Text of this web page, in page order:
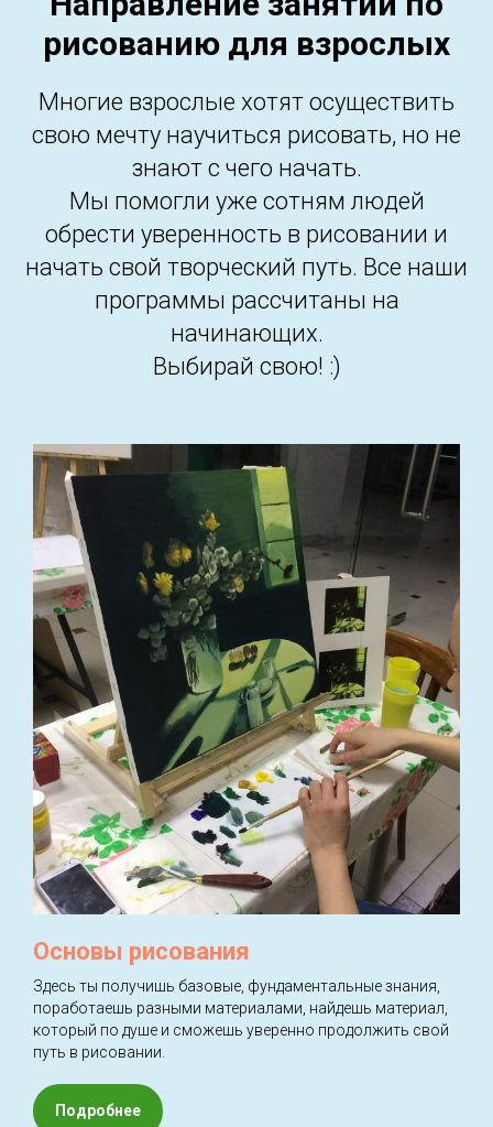
рисованию для взрослых
Многие взрослые хотят осуществить
свою мечту научиться рисовать, но не
знают с чего начать.
Мы помогли уже сотням людей
обрести уверенность в рисовании и
начать свой творческий путь. Все наши
программы рассчитаны на
начинающих.
Выбирай свою! :)
Основы рисования
Здесь ты получишь базовые, фундаментальные знания,
поработаешь разными материалами, найдешь материал,
который по душе и сможешь уверенно продолжить свой
путь в рисовании.
Подробнее